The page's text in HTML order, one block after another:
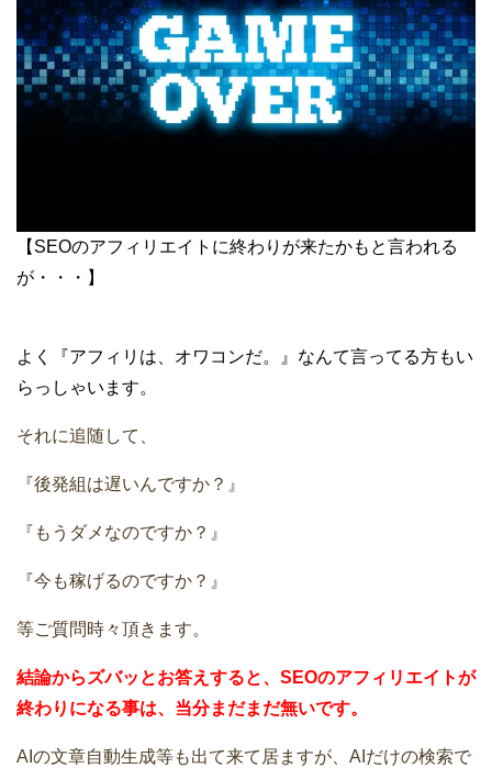
【SEOのアフィリエイトに終わりが来たかもと言われる
が・・・】
よく『アフィリは、オワコンだ。』なんて言ってる方もい
らっしゃいます。
それに追随して、
『後発組は遅いんですか？』
『もうダメなのですか？』
『今も稼げるのですか？』
等ご質問時々頂きます。
結論からズバッとお答えすると、 SEOのアフィリエイトが
終わり になる事は、当分まだまだ無いです。
AIの文章自動生成等も出て来て居ますが、AIだけの検索で